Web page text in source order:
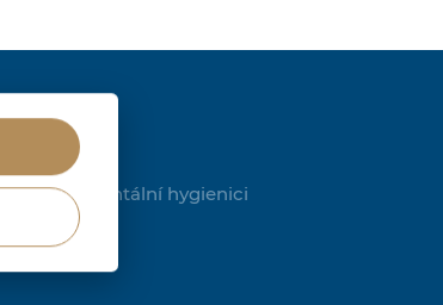
Dentální hygienici